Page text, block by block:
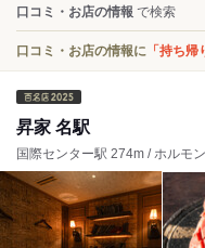
口コミ・お店の情報 で検索
口コミ・お店の情報に 「持ち帰
昇家 名駅
国際センター駅 274m / ホルモ